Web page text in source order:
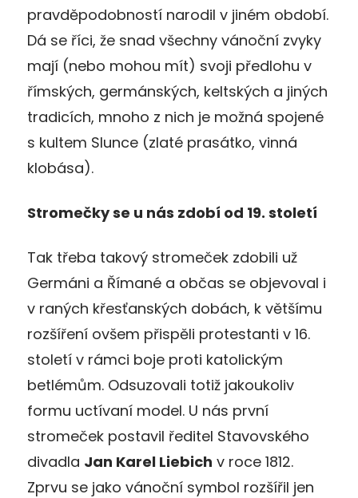
pravděpodobností narodil v jiném období.
Dá se říci, že snad všechny vánoční zvyky
mají (nebo mohou mít) svoji předlohu v
římských, germánských, keltských a jiných
tradicích, mnoho z nich je možná spojené
s kultem Slunce (zlaté prasátko, vinná
klobása).
Stromečky se u nás zdobí od 19. století
Tak třeba takový stromeček zdobili už
Germáni a Římané a občas se objevoval i
v raných křesťanských dobách, k většímu
rozšíření ovšem přispěli protestanti v 16.
století v rámci boje proti katolickým
betlémům. Odsuzovali totiž jakoukoliv
formu uctívaní model. U nás první
stromeček postavil ředitel Stavovského
divadla Jan Karel Liebich v roce 1812.
Zprvu se jako vánoční symbol rozšířil jen